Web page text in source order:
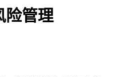
险管理